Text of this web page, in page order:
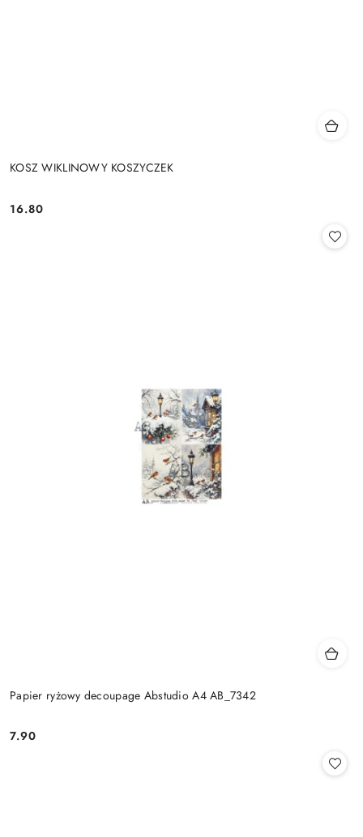
KOSZ WIKLINOWY KOSZYCZEK
Cena:
16.80
Papier ryżowy decoupage Abstudio A4 AB_7342
Cena:
7.90